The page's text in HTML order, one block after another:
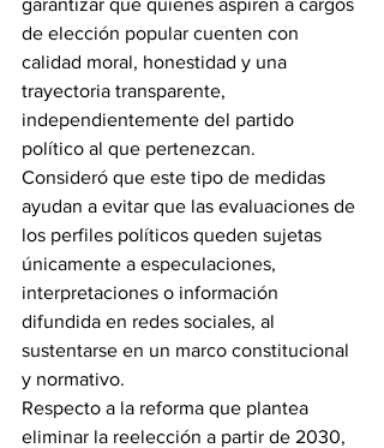
garantizar que quienes aspiren a cargos
de elección popular cuenten con
calidad moral, honestidad y una
trayectoria transparente,
independientemente del partido
político al que pertenezcan.
Consideró que este tipo de medidas
ayudan a evitar que las evaluaciones de
los perfiles políticos queden sujetas
únicamente a especulaciones,
interpretaciones o información
difundida en redes sociales, al
sustentarse en un marco constitucional
y normativo.
Respecto a la reforma que plantea
eliminar la reelección a partir de 2030,